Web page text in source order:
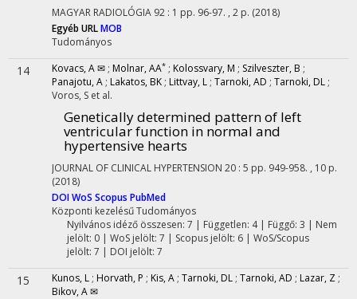
MAGYAR RADIOLÓGIA 92 : 1 pp. 96-97. , 2 p. (2018)
Egyéb URLMOB
Tudományos
14 Kovacs, A ✉ ; Molnar, AA* ; Kolossvary, M ; Szilveszter, B ;
Panajotu, A ; Lakatos, BK ; Littvay, L ; Tarnoki, AD ; Tarnoki, DL ;
Voros, S et al.
Genetically determined pattern of left
ventricular function in normal and
hypertensive hearts
JOURNAL OF CLINICAL HYPERTENSION 20 : 5 pp. 949-958. , 10 p.
(2018)
DOIWoS Scopus PubMed
Központi kezelésűTudományos
Nyilvános idéző összesen: 7 | Független: 4 | Függő: 3 | Nem
jelölt: 0 | WoS jelölt: 7 | Scopus jelölt: 6 | WoS/Scopus
jelölt: 7 | DOI jelölt: 7
15 Kunos, L ; Horvath, P ; Kis, A ; Tarnoki, DL ; Tarnoki, AD ; Lazar, Z ;
Bikov, A ✉